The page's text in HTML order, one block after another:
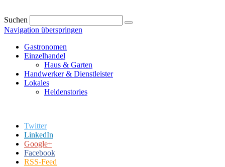
Suchen
Navigation überspringen
Gastronomen
Einzelhandel
Haus & Garten
Handwerker & Dienstleister
Lokales
Heldenstories
Twitter
LinkedIn
Google+
Facebook
RSS-Feed